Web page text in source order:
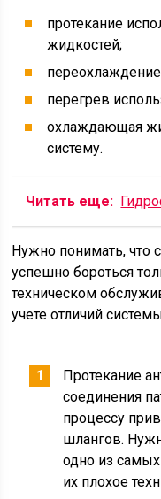
протекание
жидкостей;
перегрев
охлаждающая
систему.
Читать еще:
Нужно понимать, что
успешно бороться
техническом
учете отличий
Протекание
соединения
процессу
шлангов.
одно из
их плохое